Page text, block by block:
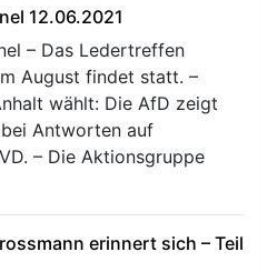
12.06.2021
– Das Ledertreffen
August findet statt. –
wählt: Die AfD zeigt
Antworten auf
– Die Aktionsgruppe
erinnert sich – Teil